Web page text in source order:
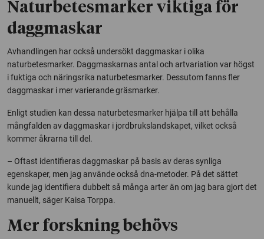
Naturbetesmarker viktiga för
daggmaskar
Avhandlingen har också undersökt daggmaskar i olika
naturbetesmarker. Daggmaskarnas antal och artvariation var högst
i fuktiga och näringsrika naturbetesmarker. Dessutom fanns fler
daggmaskar i mer varierande gräsmarker.
Enligt studien kan dessa naturbetesmarker hjälpa till att behålla
mångfalden av daggmaskar i jordbrukslandskapet, vilket också
kommer åkrarna till del.
– Oftast identifieras daggmaskar på basis av deras synliga
egenskaper, men jag använde också dna-metoder. På det sättet
kunde jag identifiera dubbelt så många arter än om jag bara gjort det
manuellt, säger Kaisa Torppa.
Mer forskning behövs